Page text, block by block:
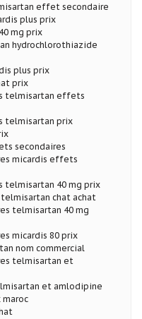
effet secondaire
plus prix
mg prix
hydrochlorothiazide
plus prix
prix
telmisartan effets
telmisartan prix
secondaires
micardis effets
telmisartan 40 mg prix
chat achat
telmisartan 40 mg
micardis 80 prix
nom commercial
telmisartan et
et amlodipine